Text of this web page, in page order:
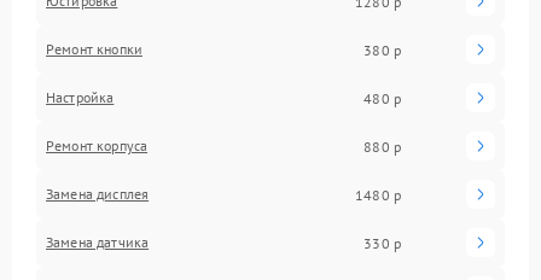
Ремонт кнопки 380 р
Настройка 480 р
Ремонт корпуса 880 р
Замена дисплея 1480 р
Замена датчика 330 р